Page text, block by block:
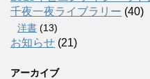
千夜一夜ライブラリー (40)
洋書 (13)
お知らせ (21)
アーカイブ